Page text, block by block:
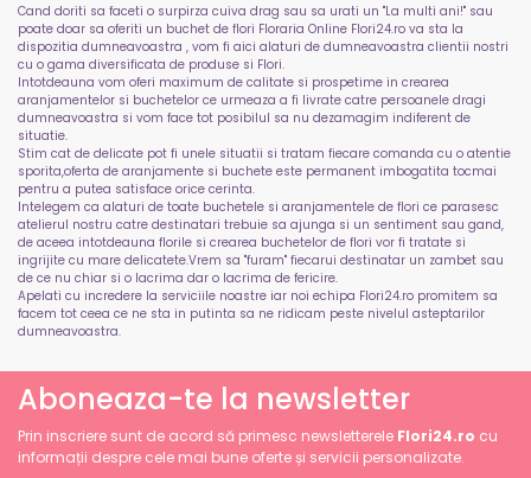
Cand doriti sa faceti o surpirza cuiva drag sau sa urati un "La multi ani!" sau
poate doar sa oferiti un buchet de flori Floraria Online Flori24.ro va sta la
dispozitia dumneavoastra , vom fi aici alaturi de dumneavoastra clientii nostri
cu o gama diversificata de produse si Flori.
Intotdeauna vom oferi maximum de calitate si prospetime in crearea
aranjamentelor si buchetelor ce urmeaza a fi livrate catre persoanele dragi
dumneavoastra si vom face tot posibilul sa nu dezamagim indiferent de
situatie.
Stim cat de delicate pot fi unele situatii si tratam fiecare comanda cu o atentie
sporita,oferta de aranjamente si buchete este permanent imbogatita tocmai
pentru a putea satisface orice cerinta.
Intelegem ca alaturi de toate buchetele si aranjamentele de flori ce parasesc
atelierul nostru catre destinatari trebuie sa ajunga si un sentiment sau gand,
de aceea intotdeauna florile si crearea buchetelor de flori vor fi tratate si
ingrijite cu mare delicatete.Vrem sa "furam" fiecarui destinatar un zambet sau
de ce nu chiar si o lacrima dar o lacrima de fericire.
Apelati cu incredere la serviciile noastre iar noi echipa Flori24.ro promitem sa
facem tot ceea ce ne sta in putinta sa ne ridicam peste nivelul asteptarilor
dumneavoastra.
Aboneaza-te la newsletter
Prin inscriere sunt de acord să primesc newsletterele Flori24.ro cu
informații despre cele mai bune oferte și servicii personalizate.